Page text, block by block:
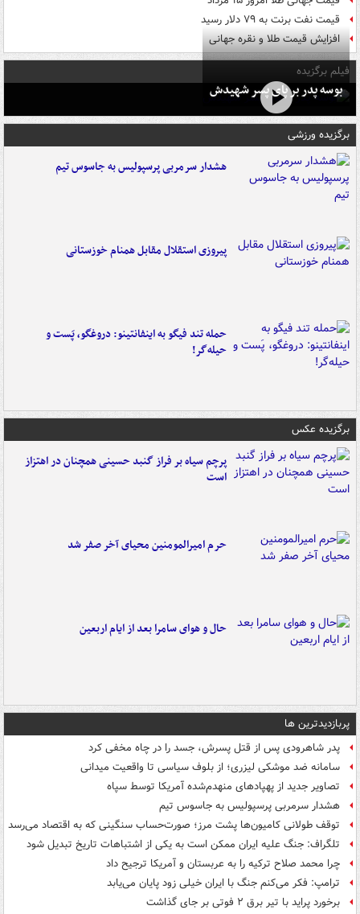
قیمت نفت برنت به ۷۹ دلار رسید
افزایش قیمت طلا و نقره جهانی
فیلم برگزیده
بوسه‌ پدر بر پای پسر شهیدش
برگزیده ورزشی
هشدار سرمربی پرسپولیس به جاسوس تیم
پیروزی استقلال مقابل همنام خوزستانی
حمله تند فیگو به اینفانتینو: دروغگو، پَست‌ و
حیله‌گر!
برگزیده عکس
پرچم سیاه بر فراز گنبد حسینی همچنان در اهتزاز
است
حرم امیرالمومنین محیای آخر صفر شد
حال و هوای سامرا بعد از ایام اربعین
پربازدیدترین ها
پدر شاهرودی پس از قتل پسرش، جسد را در چاه مخفی کرد
سامانه ضد موشکی لیزری؛ از بلوف سیاسی تا واقعیت میدانی
تصاویر جدید از پهپادهای منهدم‌شده آمریکا توسط سپاه
هشدار سرمربی پرسپولیس به جاسوس تیم
توقف طولانی کامیون‌ها پشت مرز؛ صورت‌حساب سنگینی که به اقتصاد می‌رسد
تلگراف: جنگ علیه ایران ممکن است به یکی از اشتباهات تاریخ تبدیل شود
چرا محمد صلاح ترکیه را به عربستان و آمریکا ترجیح داد
ترامپ: فکر می‌کنم جنگ با ایران خیلی زود پایان می‌یابد
برخورد پراید با تیر برق ۲ فوتی بر جای گذاشت